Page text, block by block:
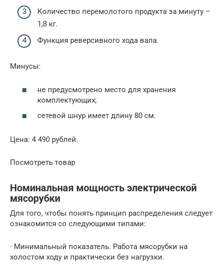
Количество перемолотого продукта за минуту –
1,8 кг.
Функция реверсивного хода вала.
Минусы:
не предусмотрено место для хранения
комплектующих;
сетевой шнур имеет длину 80 см.
Цена: 4 490 рублей.
Посмотреть товар
Номинальная мощность электрической
мясорубки
Для того, чтобы понять принцип распределения следует
ознакомится со следующими типами:
· Минимальный показатель. Работа мясорубки на
холостом ходу и практически без нагрузки.